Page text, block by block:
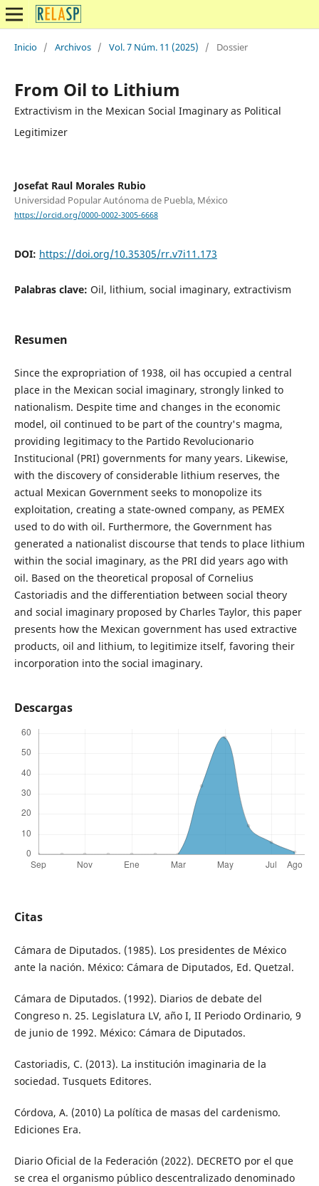
Inicio / Archivos / Vol. 7 Núm. 11 (2025) / Dossier
From Oil to Lithium
Extractivism in the Mexican Social Imaginary as Political
Legitimizer
Josefat Raul Morales Rubio
Universidad Popular Autónoma de Puebla, México
https://orcid.org/0000-0002-3005-6668
DOI: https://doi.org/10.35305/rr.v7i11.173
Palabras clave: Oil, lithium, social imaginary, extractivism
Resumen
Since the expropriation of 1938, oil has occupied a central
place in the Mexican social imaginary, strongly linked to
nationalism. Despite time and changes in the economic
model, oil continued to be part of the country's magma,
providing legitimacy to the Partido Revolucionario
Institucional (PRI) governments for many years. Likewise,
with the discovery of considerable lithium reserves, the
actual Mexican Government seeks to monopolize its
exploitation, creating a state-owned company, as PEMEX
used to do with oil. Furthermore, the Government has
generated a nationalist discourse that tends to place lithium
within the social imaginary, as the PRI did years ago with
oil. Based on the theoretical proposal of Cornelius
Castoriadis and the differentiation between social theory
and social imaginary proposed by Charles Taylor, this paper
presents how the Mexican government has used extractive
products, oil and lithium, to legitimize itself, favoring their
incorporation into the social imaginary.
Descargas
Citas
Cámara de Diputados. (1985). Los presidentes de México
ante la nación. México: Cámara de Diputados, Ed. Quetzal.
Cámara de Diputados. (1992). Diarios de debate del
Congreso n. 25. Legislatura LV, año I, II Periodo Ordinario, 9
de junio de 1992. México: Cámara de Diputados.
Castoriadis, C. (2013). La institución imaginaria de la
sociedad. Tusquets Editores.
Córdova, A. (2010) La política de masas del cardenismo.
Ediciones Era.
Diario Oficial de la Federación (2022). DECRETO por el que
se crea el organismo público descentralizado denominado